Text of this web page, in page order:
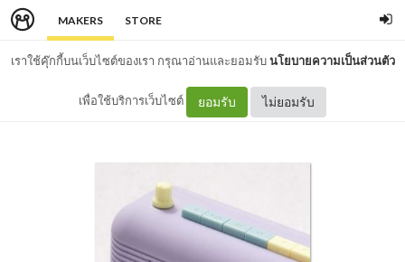
MAKERS STORE
เราใช้คุ๊กกี้บนเว็บไซต์ของเรา กรุณาอ่านและยอมรับนโยบายความเป็นส่วนตัว
เพื่อใช้บริการเว็บไซต์ ยอมรับ ไม่ยอมรับ